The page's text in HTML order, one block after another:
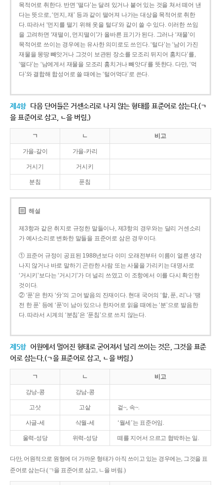
목적어로 취한다. 반면 ‘떨다’는 달려 있거나 붙어 있는 것을 쳐서 떼어 낸
다는 뜻으로, ‘먼지, 재’ 등과 같이 떨어져 나가는 대상을 목적어로 취한
다. 따라서 ‘먼지를 떨기 위해 옷을 털다’와 같이 쓸 수 있다. 이러한 쓰임
을 고려하면 ‘재떨이, 먼지떨이’가 올바른 표기가 된다. 그러나 ‘재물’이
목적어로 쓰이는 경우에는 유사한 의미로도 쓰인다. ‘털다’는 ‘남이 가진
재물을 몽땅 빼앗거나 그것이 보관된 장소를 모조리 뒤지어 훔치다’를,
‘떨다’는 ‘남에게서 재물을 모조리 훔치거나 빼앗다’를 뜻한다. 다만, ‘먹
다’와 결합해 합성어로 쓸 때에는 ‘털어먹다’로 쓴다.
제4항 다음 단어들은 거센소리로 나지 않는 형태를 표준어로 삼는다.(ㄱ
을 표준어로 삼고, ㄴ을 버림.)
ㄱ ㄴ 비고
가을-갈이 가을-카리
거시기 거시키
분침 푼침
해설
제3항과 같은 취지로 규정한 말들이나, 제3항의 경우와는 달리 거센소리
가 예사소리로 변화한 말들을 표준어로 삼은 경우이다.
① 표준어 규정이 공표된 1988년보다 이미 오래전부터 이름이 얼른 생각
나지 않거나 바로 말하기 곤란한 사람 또는 사물을 가리키는 대명사로
‘거시키’보다는 ‘거시기’가 더 널리 쓰였고 이 조항에서 이를 다시 확인한
것이다.
② ‘푼’은 한자 ‘分’의 고어 발음의 잔재이다. 현대 국어의 ‘할, 푼, 리’나 ‘땡
전 한 푼’ 등에 ‘푼’이 남아 있으나 한자어로 읽을 때에는 ‘분’으로 발음한
다. 따라서 시계의 ‘분침’은 ‘푼침’으로 쓰지 않는다.
제5항 어원에서 멀어진 형태로 굳어져서 널리 쓰이는 것은, 그것을 표준
어로 삼는다.(ㄱ을 표준어로 삼고, ㄴ을 버림.)
ㄱ ㄴ 비고
강낭-콩 강남-콩
고삿 고샅 겉~, 속~.
사글-세 삭월-세 ‘월세’는 표준어임.
울력-성당 위력-성당 떼를 지어서 으르고 협박하는 일.
다만, 어원적으로 원형에 더 가까운 형태가 아직 쓰이고 있는 경우에는, 그것을 표
준어로 삼는다.(ㄱ을 표준어로 삼고, ㄴ을 버림.)